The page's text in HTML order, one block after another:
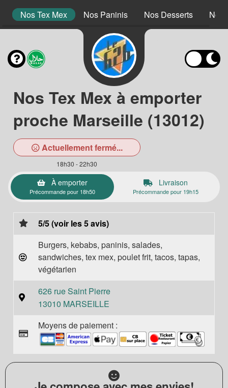
Nos Tex Mex Nos Paninis Nos Desserts Nos
Nos Tex Mex à emporter
proche Marseille (13012)
Actuellement fermé...
18h30 - 22h30
À emporter
Précommande pour 18h50
Livraison
Précommande pour 19h15
5/5 (voir les 5 avis)
Burgers, kebabs, paninis, salades,
sandwiches, tex mex, poulet frit, tacos, tapas,
végétarien
626 rue Saint Pierre
13010 MARSEILLE
Moyens de paiement :